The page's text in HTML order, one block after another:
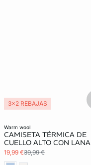
warm wool
CAMISETA TÉRMICA DE
CUELLO ALTO CON LANA
19,99 €39,99 €
3x2 REBAJAS